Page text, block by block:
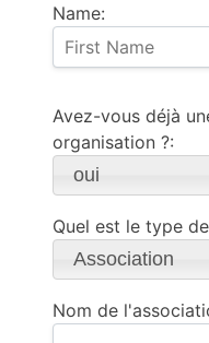
Name:
Avez-vous déjà
organisation ?:
oui
Quel est le type
Association
Nom de